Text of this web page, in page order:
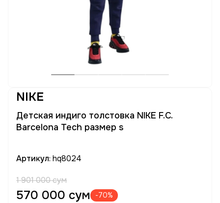
NIKE
Детская индиго толстовка NIKE F.C.
Barcelona Tech размер s
Артикул: hq8024
1 901 000 сум
570 000 сум -70%